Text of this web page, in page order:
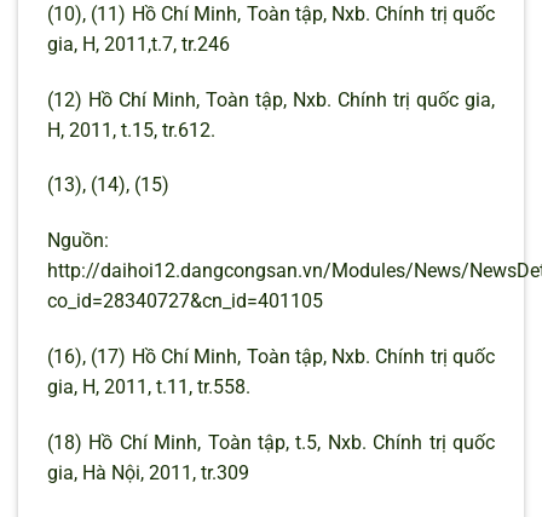
(10), (11) Hồ Chí Minh, Toàn tập, Nxb. Chính trị quốc
gia, H, 2011,t.7, tr.246
(12) Hồ Chí Minh, Toàn tập, Nxb. Chính trị quốc gia,
H, 2011, t.15, tr.612.
(13), (14), (15)
Nguồn:
http://daihoi12.dangcongsan.vn/Modules/News/
co_id=28340727&cn_id=401105
(16), (17) Hồ Chí Minh, Toàn tập, Nxb. Chính trị quốc
gia, H, 2011, t.11, tr.558.
(18) Hồ Chí Minh, Toàn tập, t.5, Nxb. Chính trị quốc
gia, Hà Nội, 2011, tr.309